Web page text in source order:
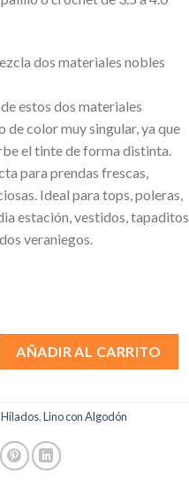
dos materiales nobles
estos dos materiales
de color muy singular, ya que
el tinte de forma distinta.
para prendas frescas,
Ideal para tops, poleras,
estación, vestidos, tapaditos,
veraniegos.
Crudo cantidad
AÑADIR AL CARRITO
Hilados,Lino con Algodón